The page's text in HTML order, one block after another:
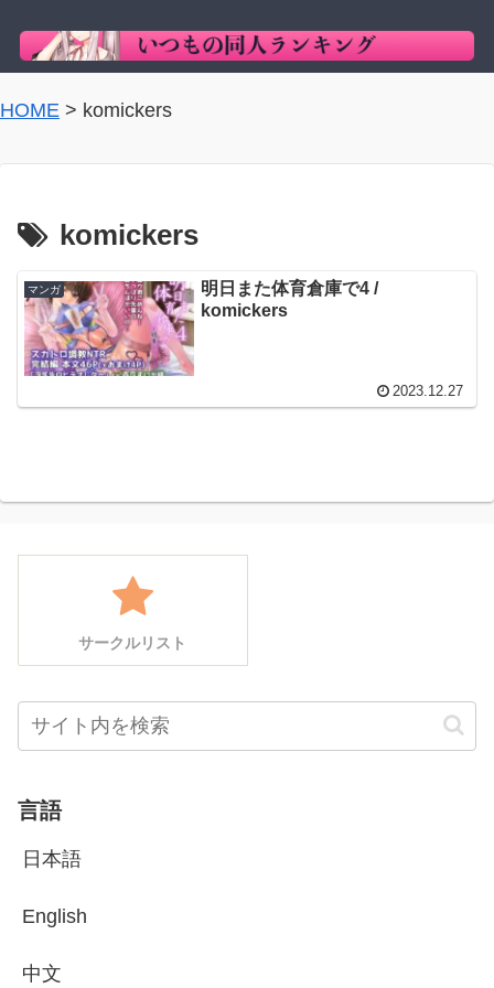
HOME > komickers
komickers
マンガ
明日また体育倉庫で4 /
komickers
2023.12.27
サークルリスト
言語
日本語
English
中文